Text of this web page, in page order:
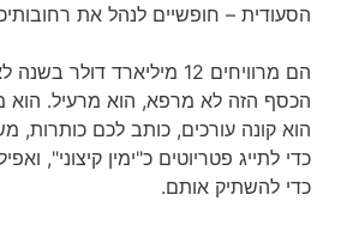
הסעודית – חופשיים לנהל את
הם מרוויחים 12 מיליארד
הכסף הזה לא מרפא, הוא מרעיל. הוא
הוא קונה עורכים, כותב לכם כותרות,
כדי לתייג פטריוטים כ"ימין קיצוני",
כדי להשתיק אותם.